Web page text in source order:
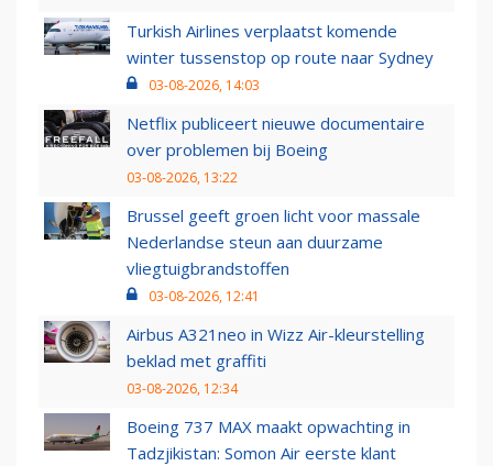
Turkish Airlines verplaatst komende
winter tussenstop op route naar Sydney
03-08-2026, 14:03
Netflix publiceert nieuwe documentaire
over problemen bij Boeing
03-08-2026, 13:22
Brussel geeft groen licht voor massale
Nederlandse steun aan duurzame
vliegtuigbrandstoffen
03-08-2026, 12:41
Airbus A321neo in Wizz Air-kleurstelling
beklad met graffiti
03-08-2026, 12:34
Boeing 737 MAX maakt opwachting in
Tadzjikistan: Somon Air eerste klant